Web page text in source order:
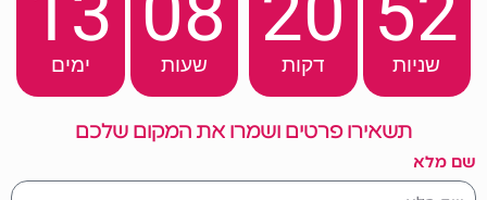
ימים שעות דקות שניות
תשאירו פרטים ושמרו את המקום שלכם
שם מלא